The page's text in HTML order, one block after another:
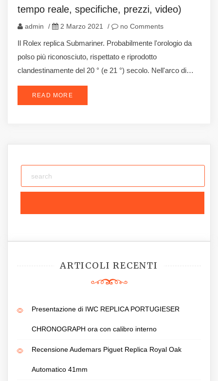
tempo reale, specifiche, prezzi, video)
admin / 2 Marzo 2021 / no Comments
Il Rolex replica Submariner. Probabilmente l'orologio da
polso più riconosciuto, rispettato e riprodotto
clandestinamente del 20 ° (e 21 °) secolo. Nell'arco di…
READ MORE
ARTICOLI RECENTI
Presentazione di IWC REPLICA PORTUGIESER
CHRONOGRAPH ora con calibro interno
Recensione Audemars Piguet Replica Royal Oak
Automatico 41mm